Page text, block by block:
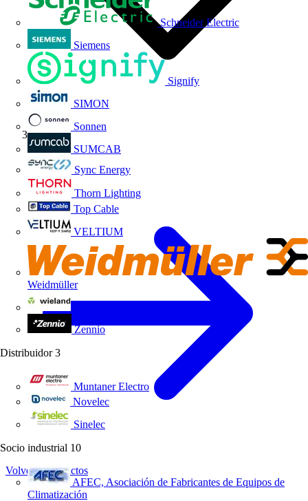
Schneider Electric
Siemens
Signify
SIMON
Sonnen
SUMCAB
Sync Energy
Thorn Lighting
Top Cable
VELTIUM
Weidmüller
Zennio
Distribuidor 3
Muntaner Electro
Novelec
Sinelec
Socio industrial 10
AFEC, Asociación de Fabricantes de Equipos de
Climatización
Niessen
Volver a Productos